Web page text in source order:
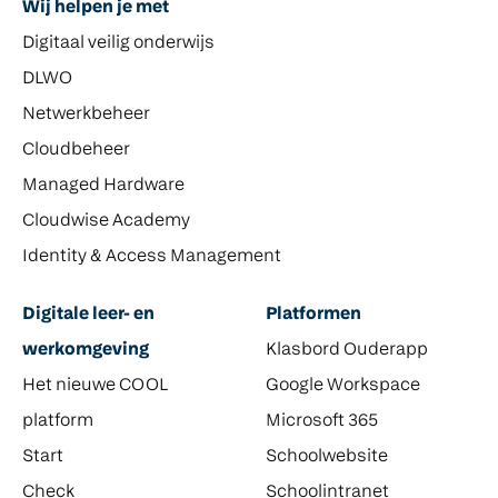
Wij helpen je met
Digitaal veilig onderwijs
DLWO
Netwerkbeheer
Cloudbeheer
Managed Hardware
Cloudwise Academy
Identity & Access Management
Digitale leer- en
werkomgeving
Het nieuwe COOL
platform
Start
Check
Platformen
Klasbord Ouderapp
Google Workspace
Microsoft 365
Schoolwebsite
Schoolintranet